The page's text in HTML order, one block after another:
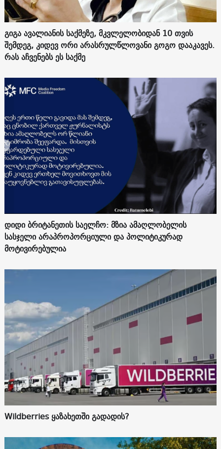
გიგა ავალიანის საქმეზე, მკვლელობიდან 10 თვის
შემდეგ, კიდევ ორი არასრულწლოვანი გოგო დააკავეს.
რას აჩვენებს ეს საქმე
დიდი ბრიტანეთის საელჩო: მზია ამაღლობელის
სასჯელი არაპროპორციული და პოლიტიკურად
მოტივირებულია
Wildberries ყაზახეთში გადადის?